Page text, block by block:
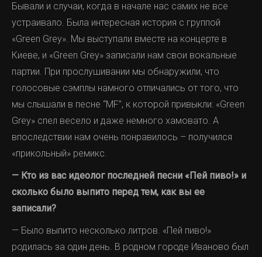
Бывали и случаи, когда в начале нас самих не все
устраивало. Была интересная история с группой
«Green Grey». Мы выступали вместе на концерте в
Киеве, и «Green Grey» записали нам свои вокальные
партии. При прослушивании мы обнаружили, что
голосовые сэмплы намного отличались от того, что
мы слышали в песне “MF”, к которой привыкли: «Green
Grey» спел весело и даже немного хамовато. А
впоследствии нам очень понравилось – получился
«прикольный» ремикс.
— Кто из вас идеолог последней песни «Пей пиво!» и
сколько было выпито перед тем, как вы ее
записали?
— Было выпито несколько литров. «Пей пиво!»
родилась за один день. В родном городе Иваново был